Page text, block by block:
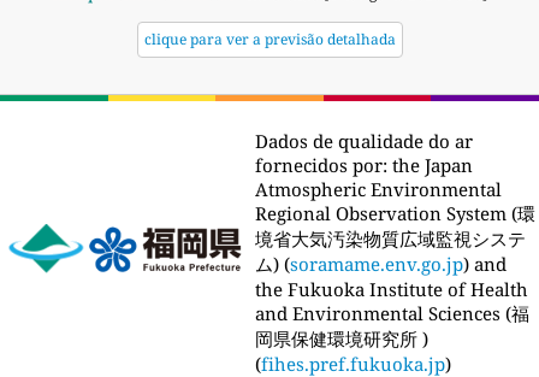
clique para ver a previsão detalhada
Dados de qualidade do ar
fornecidos por: the Japan
Atmospheric Environmental
Regional Observation System (環
境省大気汚染物質広域監視システ
ム) (soramame.env.go.jp) and
the Fukuoka Institute of Health
and Environmental Sciences (福
岡県保健環境研究所 )
(fihes.pref.fukuoka.jp)